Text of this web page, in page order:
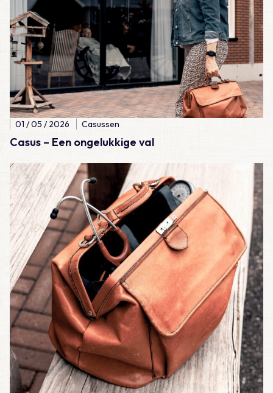
Casus – Een ongelukkige val
01 / 05 / 2026 Casussen
Lees meer over Casus – Lijkschouw: natuurlijk wel of natuurlijk